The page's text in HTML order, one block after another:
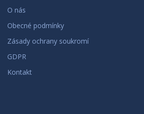
O nás
Obecné podmínky
Zásady ochrany soukromí
GDPR
Kontakt